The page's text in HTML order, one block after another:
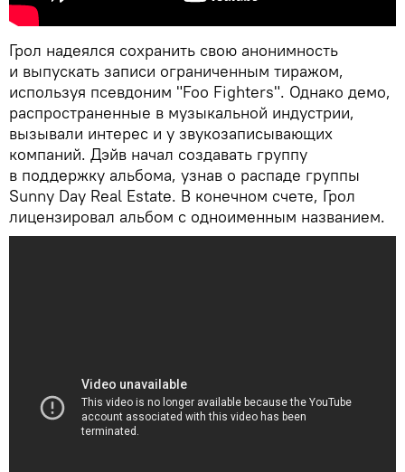
Грол надеялся сохранить свою анонимность
и выпускать записи ограниченным тиражом,
используя псевдоним "Foo Fighters". Однако демо,
распространенные в музыкальной индустрии,
вызывали интерес и у звукозаписывающих
компаний. Дэйв начал создавать группу
в поддержку альбома, узнав о распаде группы
Sunny Day Real Estate. В конечном счете, Грол
лицензировал альбом с одноименным названием.